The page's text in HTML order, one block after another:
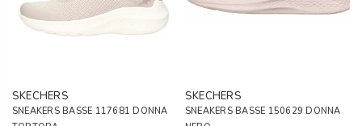
SKECHERS
SNEAKERS BASSE 117681 DONNA
SKECHERS
SNEAKERS BASSE 150629 DONNA